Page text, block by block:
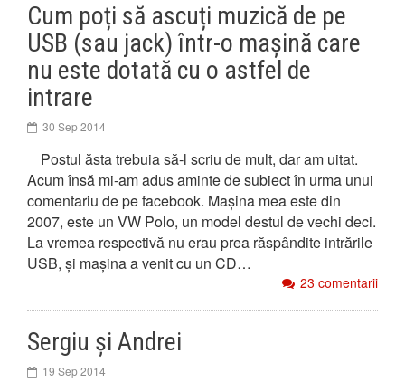
Cum poți să ascuți muzică de pe
USB (sau jack) într-o mașină care
nu este dotată cu o astfel de
intrare
30 Sep 2014
Postul ăsta trebuia să-l scriu de mult, dar am uitat.
Acum însă mi-am adus aminte de subiect în urma unui
comentariu de pe facebook. Mașina mea este din
2007, este un VW Polo, un model destul de vechi deci.
La vremea respectivă nu erau prea răspândite intrările
USB, și mașina a venit cu un CD…
23 comentarii
Sergiu și Andrei
19 Sep 2014